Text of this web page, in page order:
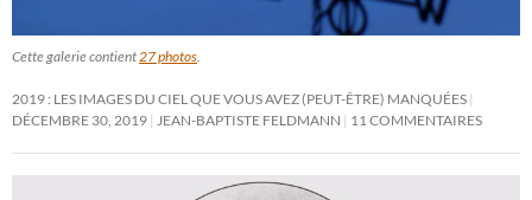
Cette galerie contient 27 photos
2019 : LES IMAGES DU CIEL QUE VOUS AVEZ (PEUT-ÊTRE) MANQUÉES
DÉCEMBRE 30, 2019
JEAN-BAPTISTE FELDMANN 11 COMMENTAIRES